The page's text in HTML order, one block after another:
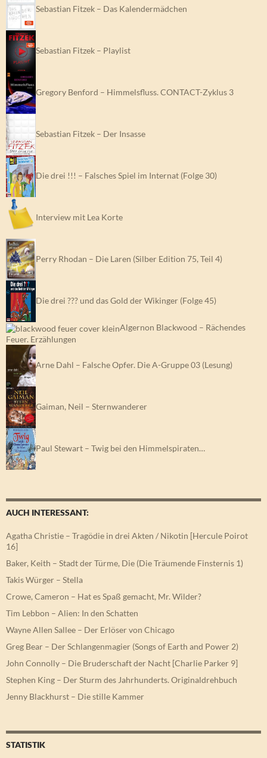
Sebastian Fitzek – Das Kalendermädchen
Sebastian Fitzek – Playlist
Gregory Benford – Himmelsfluss. CONTACT-Zyklus 3
Sebastian Fitzek – Der Insasse
Die drei !!! – Falsches Spiel im Internat (Folge 30)
Interview mit Lea Korte
Perry Rhodan – Die Laren (Silber Edition 75, Teil 4)
Die drei ??? und das Gold der Wikinger (Folge 45)
Algernon Blackwood – Rächendes
Feuer. Erzählungen
Arne Dahl – Falsche Opfer. Die A-Gruppe 03 (Lesung)
Gaiman, Neil – Sternwanderer
Paul Stewart – Twig bei den Himmelspiraten…
AUCH INTERESSANT:
Agatha Christie – Tragödie in drei Akten / Nikotin [Hercule Poirot
16]
Baker, Keith – Stadt der Türme, Die (Die Träumende Finsternis 1)
Takis Würger – Stella
Crowe, Cameron – Hat es Spaß gemacht, Mr. Wilder?
Tim Lebbon – Alien: In den Schatten
Wayne Allen Sallee – Der Erlöser von Chicago
Greg Bear – Der Schlangenmagier (Songs of Earth and Power 2)
John Connolly – Die Bruderschaft der Nacht [Charlie Parker 9]
Stephen King – Der Sturm des Jahrhunderts. Originaldrehbuch
Jenny Blackhurst – Die stille Kammer
STATISTIK